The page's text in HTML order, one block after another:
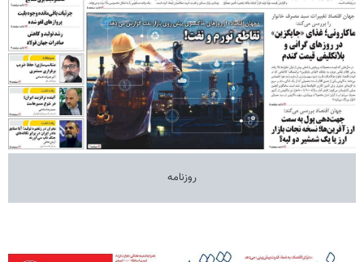
روزنامه